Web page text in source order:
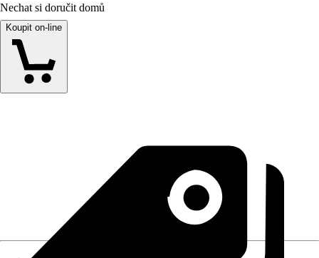
Nechat si doručit domů
Koupit on-line